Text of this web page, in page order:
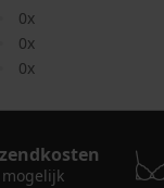
0x
0x
0x